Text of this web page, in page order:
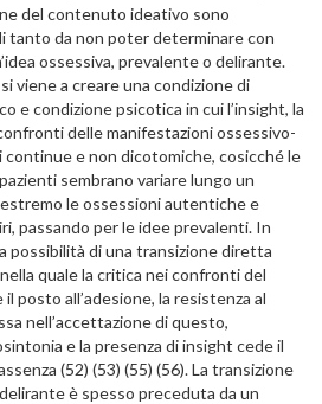
del contenuto ideativo sono
tanto da non poter determinare con
ossessiva, prevalente o delirante.
viene a creare una condizione di
e condizione psicotica in cui l’insight, la
delle manifestazioni ossessivo-
continue e non dicotomiche, cosicché le
sembrano variare lungo un
le ossessioni autentiche e
passando per le idee prevalenti. In
possibilità di una transizione diretta
quale la critica nei confronti del
posto all’adesione, la resistenza al
nell’accettazione di questo,
e la presenza di insight cede il
(52) (53) (55) (56). La transizione
è spesso preceduta da un